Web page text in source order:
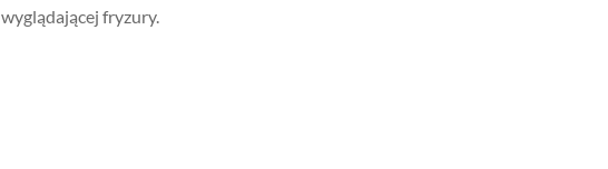
fryzury.